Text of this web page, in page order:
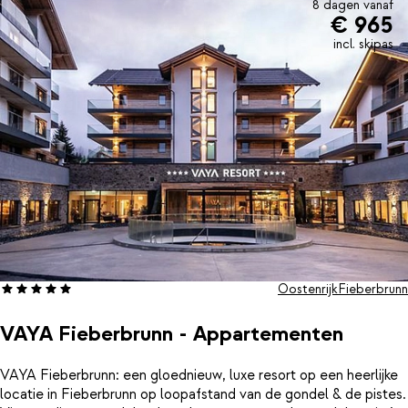
8 dagen vanaf
€ 965
incl. skipas
VAYA Fieberbrunn - Appartementen
OostenrijkFieberbrunn
VAYA Fieberbrunn: een gloednieuw, luxe resort op een heerlijke
locatie in Fieberbrunn op loopafstand van de gondel & de pistes.